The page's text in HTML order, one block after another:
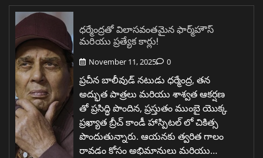
ధర్మేంద్రతో విలాసవంతమైన ఫార్మ్‌హౌస్
మరియు ప్రత్యేక కార్లు!
November 11, 2025 0
ప్రచీన బాలీవుడ్ నటుడు ధర్మేంద్ర, తన
అద్భుత పాత్రలు మరియు శాశ్వత ఆకర్షణ
తో ప్రసిద్ధి పొందిన, ప్రస్తుతం ముంబై యొక్క
ప్రఖ్యాత బ్రీచ్ కాండీ హాస్పిటల్ లో చికిత్స
పొందుతున్నారు. ఆయనకు త్వరిత గాలం
రావడం కోసం అభిమానులు మరియు…